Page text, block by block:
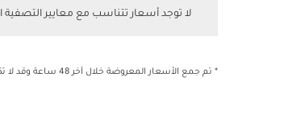
لا توجد أسعار تتناسب مع معايير
* تم جمع الأسعار المعروضة خلال آخر 48 ساعة وقد لا تكون متاحة وقت الحجز.